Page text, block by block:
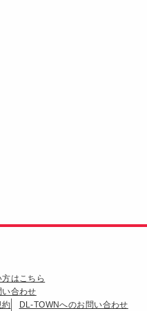
はこちら
合わせ
約 DL-TOWNへのお問い合わせ